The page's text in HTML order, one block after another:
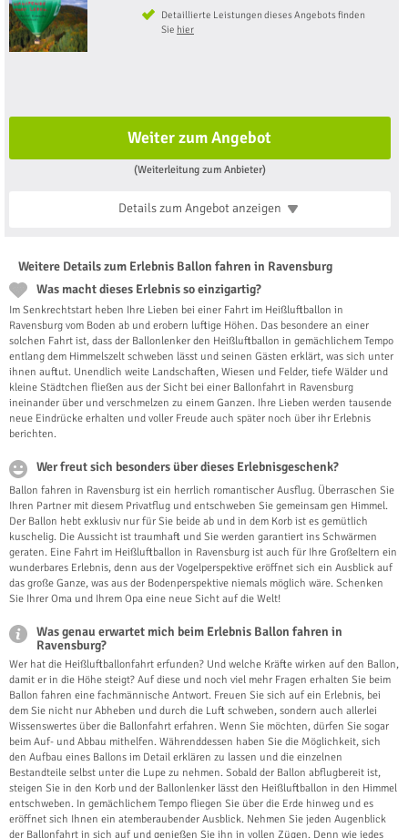
Detaillierte Leistungen dieses Angebots finden
Sie hier
Weiter zum Angebot
(Weiterleitung zum Anbieter)
Details zum Angebotanzeigen
Weitere Details zum Erlebnis Ballon fahren in Ravensburg
Was macht dieses Erlebnis so einzigartig?
Im Senkrechtstart heben Ihre Lieben bei einer Fahrt im Heißluftballon in
Ravensburg vom Boden ab und erobern luftige Höhen. Das besondere an einer
solchen Fahrt ist, dass der Ballonlenker den Heißluftballon in gemächlichem Tempo
entlang dem Himmelszelt schweben lässt und seinen Gästen erklärt, was sich unter
ihnen auftut. Unendlich weite Landschaften, Wiesen und Felder, tiefe Wälder und
kleine Städtchen fließen aus der Sicht bei einer Ballonfahrt in Ravensburg
ineinander über und verschmelzen zu einem Ganzen. Ihre Lieben werden tausende
neue Eindrücke erhalten und voller Freude auch später noch über ihr Erlebnis
berichten.
Wer freut sich besonders über dieses Erlebnisgeschenk?
Ballon fahren in Ravensburg ist ein herrlich romantischer Ausflug. Überraschen Sie
Ihren Partner mit diesem Privatflug und entschweben Sie gemeinsam gen Himmel.
Der Ballon hebt exklusiv nur für Sie beide ab und in dem Korb ist es gemütlich
kuschelig. Die Aussicht ist traumhaft und Sie werden garantiert ins Schwärmen
geraten. Eine Fahrt im Heißluftballon in Ravensburg ist auch für Ihre Großeltern ein
wunderbares Erlebnis, denn aus der Vogelperspektive eröffnet sich ein Ausblick auf
das große Ganze, was aus der Bodenperspektive niemals möglich wäre. Schenken
Sie Ihrer Oma und Ihrem Opa eine neue Sicht auf die Welt!
Was genau erwartet mich beim Erlebnis Ballon fahren in
Ravensburg?
Wer hat die Heißluftballonfahrt erfunden? Und welche Kräfte wirken auf den Ballon,
damit er in die Höhe steigt? Auf diese und noch viel mehr Fragen erhalten Sie beim
Ballon fahren eine fachmännische Antwort. Freuen Sie sich auf ein Erlebnis, bei
dem Sie nicht nur Abheben und durch die Luft schweben, sondern auch allerlei
Wissenswertes über die Ballonfahrt erfahren. Wenn Sie möchten, dürfen Sie sogar
beim Auf- und Abbau mithelfen. Währenddessen haben Sie die Möglichkeit, sich
den Aufbau eines Ballons im Detail erklären zu lassen und die einzelnen
Bestandteile selbst unter die Lupe zu nehmen. Sobald der Ballon abflugbereit ist,
steigen Sie in den Korb und der Ballonlenker lässt den Heißluftballon in den Himmel
entschweben. In gemächlichem Tempo fliegen Sie über die Erde hinweg und es
eröffnet sich Ihnen ein atemberaubender Ausblick. Nehmen Sie jeden Augenblick
der Ballonfahrt in sich auf und genießen Sie ihn in vollen Zügen. Denn wie jedes